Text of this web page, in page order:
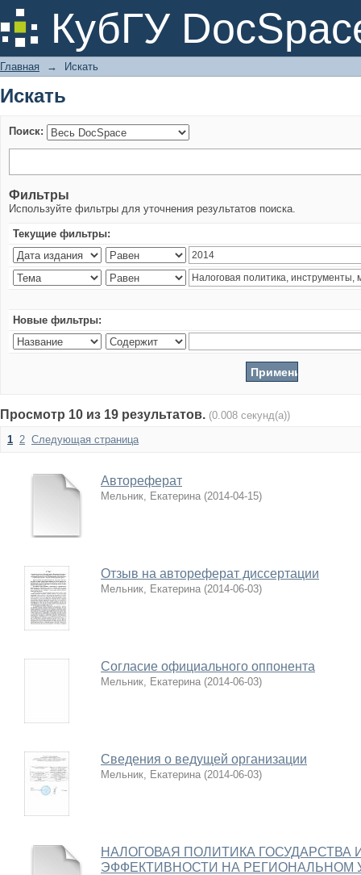
КубГУ
Искать
Главная → Искать
Искать
Поиск:
Фильтры
Используйте фильтры для уточнения результатов поиска.
Текущие фильтры:
Новые фильтры:
Просмотр 10 из 19 результатов. (0.008 секунд(а))
1 2 Следующая страница
Автореферат
Мельник, Екатерина (2014-04-15)
Отзыв на автореферат диссертации
Мельник, Екатерина (2014-06-03)
Согласие официального оппонента
Мельник, Екатерина (2014-06-03)
Сведения о ведущей организации
Мельник, Екатерина (2014-06-03)
НАЛОГОВАЯ ПОЛИТИКА ГОСУДАРСТВА
ЭФФЕКТИВНОСТИ НА РЕГИОНАЛЬНОМ